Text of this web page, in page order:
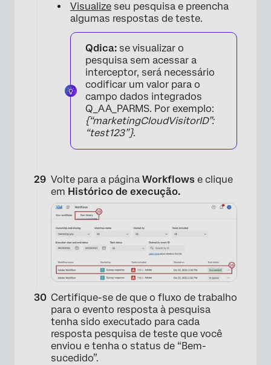
×
Visualize seu pesquisa e preencha
algumas respostas de teste.
Qdica: se visualizar o
pesquisa sem acessar a
interceptor, será necessário
codificar um valor para o
campo dados integrados
Q_AA_PARMS. Por exemplo:
{“marketingCloudVisitorID”:
“test123”}.
Volte para a página Workflows e clique
em Histórico de execução.
Certifique-se de que o fluxo de trabalho
para o evento resposta à pesquisa
tenha sido executado para cada
resposta pesquisa de teste que você
enviou e tenha o status de “Bem-
sucedido”.